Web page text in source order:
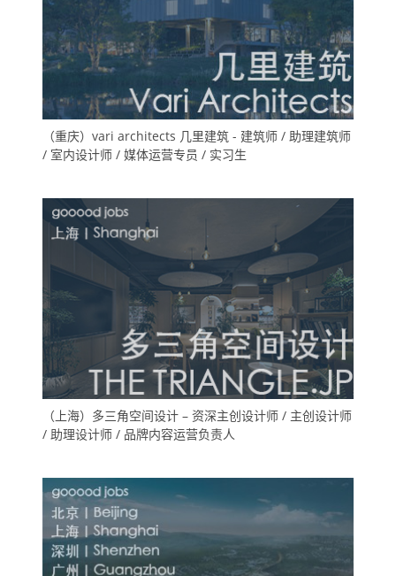
（重庆）vari architects 几里建筑 - 建筑师 / 助理建筑师
/ 室内设计师 / 媒体运营专员 / 实习生
（上海）多三角空间设计 – 资深主创设计师 / 主创设计师
/ 助理设计师 / 品牌内容运营负责人